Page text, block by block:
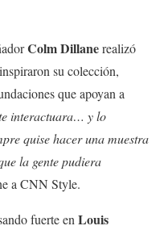
Colm Dillanerealizó
su colección,
que apoyan a
interactuara… y lo
quise hacer una muestra
la gente pudiera
a CNN Style.
fuerte enLouis